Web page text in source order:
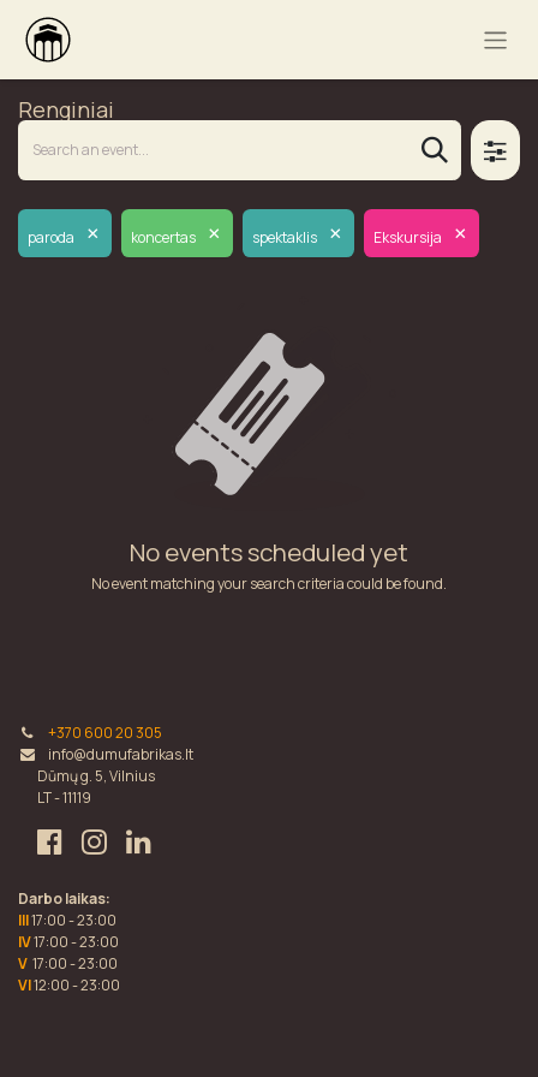
Renginiai
paroda × koncertas × spektaklis × Ekskursija ×
No events scheduled yet
No event matching your search criteria could be found.
+370 600 20 305
info@dumufabrikas.lt
Dūmų g. 5, Vilnius
LT - 11119
Darbo laikas:
III17:00 - 23:00
IV17:00 - 23:00
V 17:00 - 23:00
VI12:00 - 23:00